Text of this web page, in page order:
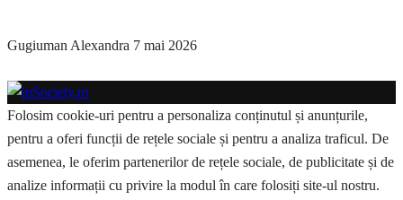
Gugiuman Alexandra 7 mai 2026
Folosim cookie-uri pentru a personaliza conținutul și anunțurile,
pentru a oferi funcții de rețele sociale și pentru a analiza traficul. De
asemenea, le oferim partenerilor de rețele sociale, de publicitate și de
analize informații cu privire la modul în care folosiți site-ul nostru.